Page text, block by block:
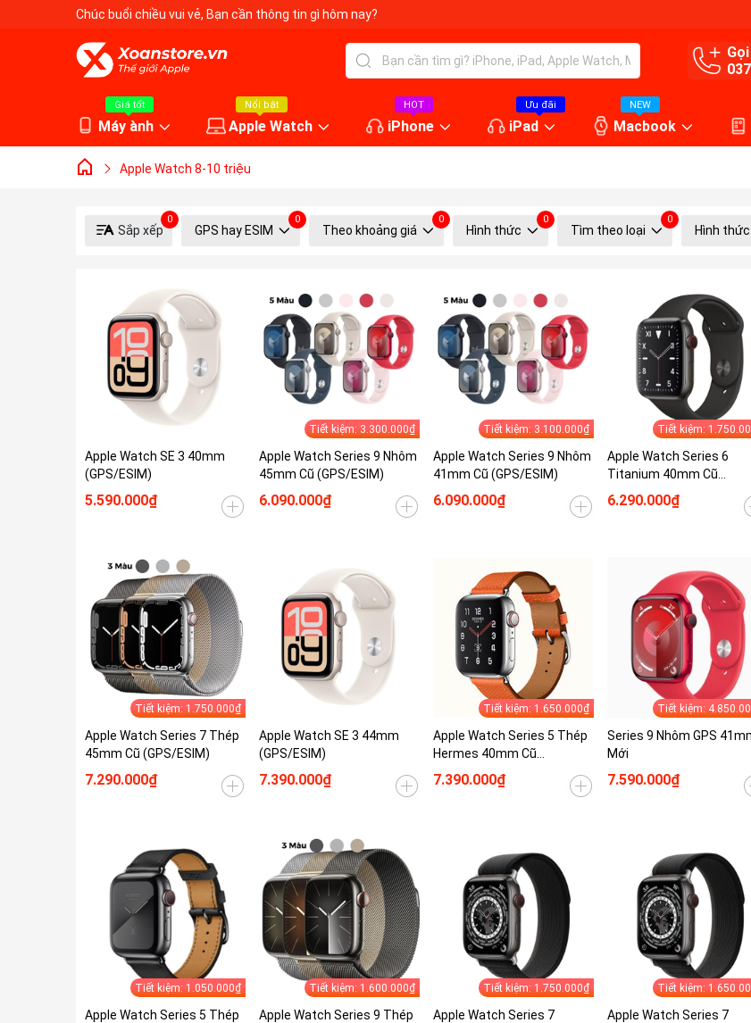
Chúc buổi chiều vui vẻ, Bạn cần thông tin gì hôm nay?
Giá tốt
Máy ành
Nổi bật
Apple Watch
HOT
iPhone
Ưu đãi
iPad
NEW
Macbook
Apple Watch 8-10 triệu
Sắp xếp
0
GPS hay ESIM
0
Theo khoảng giá
0
Hình thức
0
Tìm theo loại
0
Hình
Apple Watch SE 3 40mm
(GPS/ESIM)
5.590.000₫
Tiết kiệm: 3.300.000₫
Apple Watch Series 9 Nhôm
45mm Cũ (GPS/ESIM)
6.090.000₫
Tiết kiệm: 3.100.000₫
Apple Watch Series 9 Nhôm
41mm Cũ (GPS/ESIM)
6.090.000₫
Tiết kiệm:
Apple Watch Series 6
Titanium 40mm Cũ
(GPS/ESIM)
6.290.000₫
Tiết kiệm: 1.750.000₫
Apple Watch Series 7 Thép
45mm Cũ (GPS/ESIM)
7.290.000₫
Apple Watch SE 3 44mm
(GPS/ESIM)
7.390.000₫
Tiết kiệm: 1.650.000₫
Apple Watch Series 5 Thép
Hermes 40mm Cũ
(GPS/ESIM)
7.390.000₫
Tiết kiệm:
Series 9 Nhôm GPS
Mới
7.590.000₫
Tiết kiệm: 1.050.000₫
Apple Watch Series 5 Thép
Tiết kiệm: 1.600.000₫
Apple Watch Series 9 Thép
Tiết kiệm: 1.750.000₫
Apple Watch Series 7
Tiết kiệm:
Apple Watch Series 7